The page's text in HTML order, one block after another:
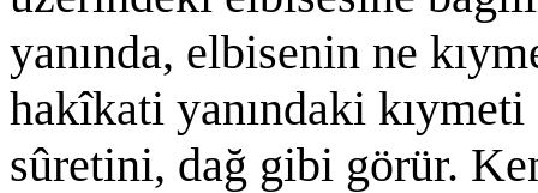
yanında, elbisenin ne
hakîkati yanındaki
sûretini, dağ gibi görür.